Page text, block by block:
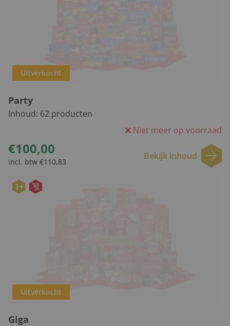
Uitverkocht
Party
Inhoud: 62 producten
Niet meer op voorraad
€100,00
incl. btw €110,83
Bekijk inhoud
1+
Uitverkocht
Giga